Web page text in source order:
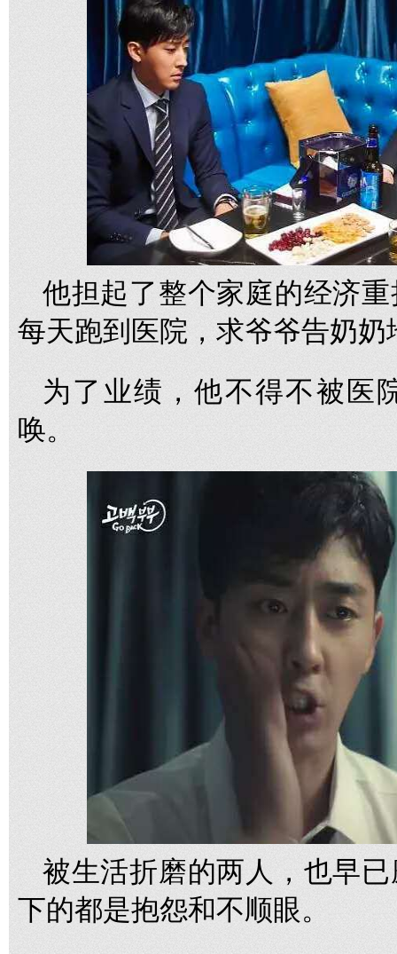
他担起了整个家庭的经济
每天跑到医院，求爷爷告奶
为了业绩，他不得不被医
唤。
被生活折磨的两人，也早
下的都是抱怨和不顺眼。